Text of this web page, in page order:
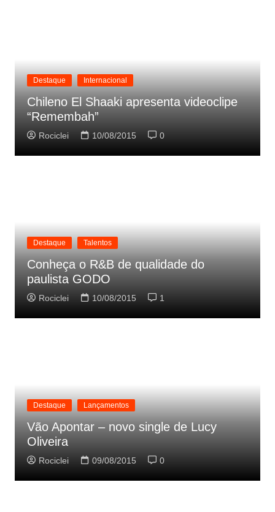
Destaque Internacional
Chileno El Shaaki apresenta videoclipe
“Remembah”
Rociclei 10/08/2015 0
Destaque Talentos
Conheça o R&B de qualidade do
paulista GODO
Rociclei 10/08/2015 1
Destaque Lançamentos
Vão Apontar – novo single de Lucy
Oliveira
Rociclei 09/08/2015 0